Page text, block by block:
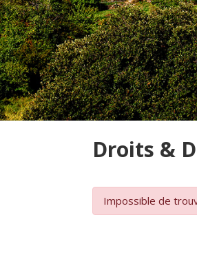
Droits &
Impossible de